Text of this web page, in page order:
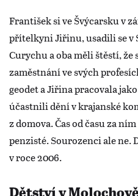
František si ve Švýcarsku v
přítelkyni Jiřinu, usadili se v
Curychu a oba měli štěstí,
zaměstnání ve svých
geodet a Jiřina pracovala
účastnili dění v krajanské
z domova. Čas od času za
penzisté. Sourozenci ale ne.
v roce 2006.